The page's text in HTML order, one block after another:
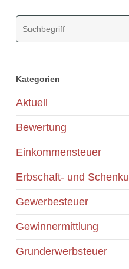
Kategorien
Aktuell
Bewertung
Einkommensteuer
Erbschaft- und
Gewerbesteuer
Gewinnermittlung
Grunderwerbsteuer